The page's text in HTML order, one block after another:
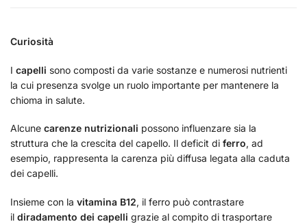
Curiosità
I capelli sono composti da varie sostanze e numerosi nutrienti
la cui presenza svolge un ruolo importante per mantenere la
chioma in salute.
Alcune carenze nutrizionali possono influenzare sia la
struttura che la crescita del capello. Il deficit di ferro, ad
esempio, rappresenta la carenza più diffusa legata alla caduta
dei capelli.
Insieme con la vitamina B12, il ferro può contrastare
il diradamento dei capelli grazie al compito di trasportare